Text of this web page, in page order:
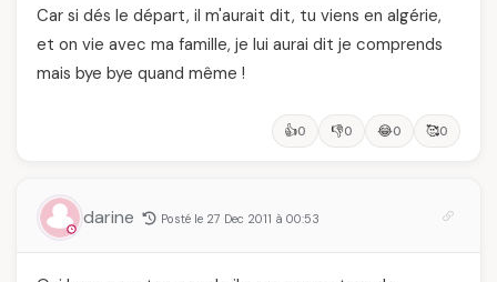
Car si dés le départ, il m'aurait dit, tu viens en algérie,
et on vie avec ma famille, je lui aurai dit je comprends
mais bye bye quand même !
👍0 👎0 😂0 🥰0
darine Posté le 27 Dec 2011 à 00:53